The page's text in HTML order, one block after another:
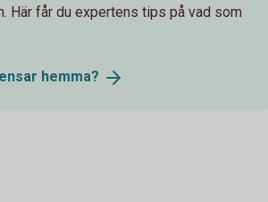
Här får du expertens tips på vad som
hemma?